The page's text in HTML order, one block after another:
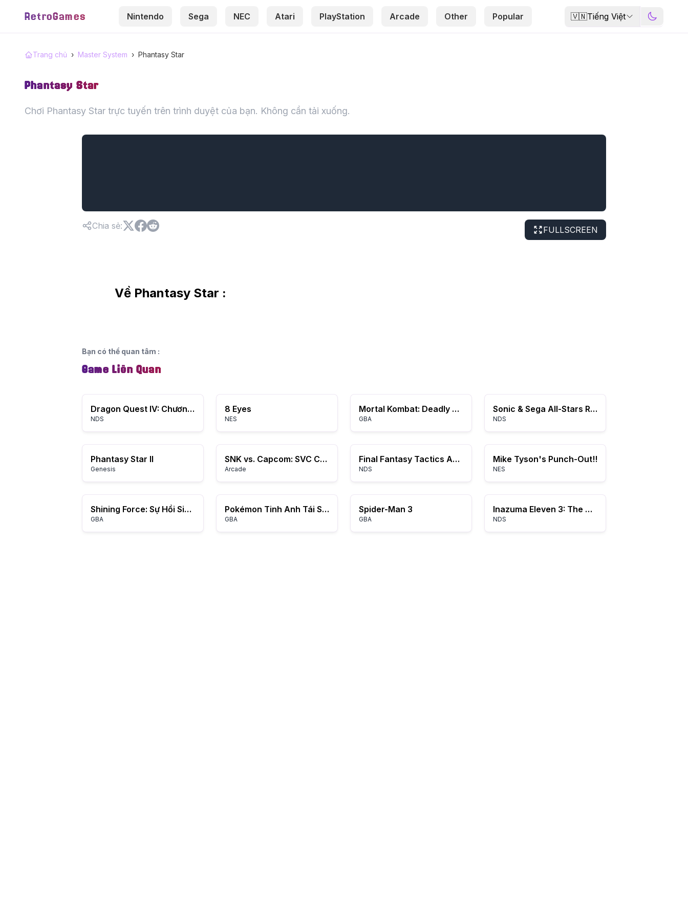
RetroGames Nintendo Sega NEC Atari PlayStation Arcade Other Popular 🇻🇳Tiếng Việt
Trang chủ › Master System › Phantasy Star
Phantasy Star
Chơi Phantasy Star trực tuyến trên trình duyệt của bạn. Không cần tải xuống.
Chia sẻ: FULLSCREEN
Về Phantasy Star :
Bạn có thể quan tâm :
Game Liên Quan
Dragon Quest IV: Chương của những người được chọn
NDS
8 Eyes
NES
Mortal Kombat: Deadly Alliance
GBA
Sonic & Sega All-Stars Racing
NDS
Phantasy Star II
Genesis
SNK vs. Capcom: SVC Chaos
Arcade
Final Fantasy Tactics A2: Grimoire of the Rift
NDS
Mike Tyson's Punch-Out!!
NES
Shining Force: Sự Hồi Sinh Của Rồng Đen
GBA
Pokémon Tinh Anh Tái Sinh
GBA
Spider-Man 3
GBA
Inazuma Eleven 3: The Ogre
NDS